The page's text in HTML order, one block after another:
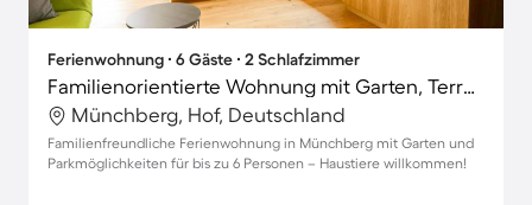
Ferienwohnung ∙ 6 Gäste ∙ 2 Schlafzimmer
Familienorientierte Wohnung mit Garten, Terrasse und Grill | Hunde erlaubt
Münchberg, Hof, Deutschland
Familienfreundliche Ferienwohnung in Münchberg mit Garten und
Parkmöglichkeiten für bis zu 6 Personen – Haustiere willkommen!